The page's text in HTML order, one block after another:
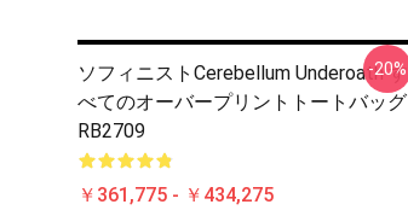
ソフィニストCerebellum Underoath す
べてのオーバープリントトートバッグ
RB2709
￥361,775 - ￥434,275
-20%